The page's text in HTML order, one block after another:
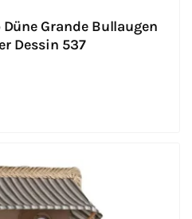
Grande Bullaugen
Dessin 537